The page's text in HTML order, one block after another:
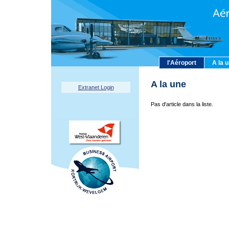
l'Aéroport A la
Extranet Login A la une
Pas d'article dans la liste.